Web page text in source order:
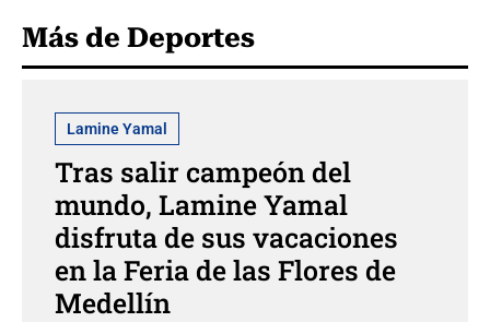
Más de Deportes
Lamine Yamal
Tras salir campeón del
mundo, Lamine Yamal
disfruta de sus vacaciones
en la Feria de las Flores de
Medellín